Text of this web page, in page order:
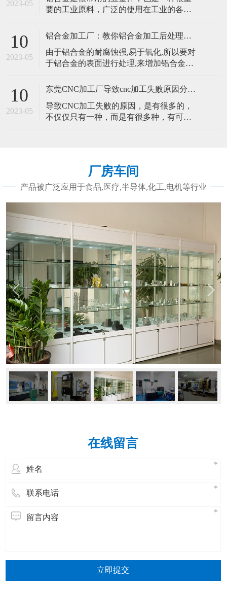
常用表面抛光。通过对精密五金零件表面
有
2023-05
要的工业原料，广泛的使用在工业的各个
使用铝合金做成的。但是在进行大岭山铝
合金加工的时候，由于铝合金的硬度较
小，热膨胀系数大，因此在薄壁类的零件
加工过程中，是很容易发生变形的情况
处理消除材料
10
2023-05
铝合金加工厂：教你铝合金加工后处理有哪些？
​由于铝合金的耐腐蚀强,易于氧化,所以要对
于铝合金的表面进行处理,来增加铝合金的
好看。接下来，铝合金加工厂小编带大家
切削：用精/密雕刻机在铝合金表面切削一
些零件，使这些切削面呈现亮区。这种处
10
2023-05
东莞CNC加工厂导致cnc加工失败原因分析？
​导致CNC加工失败的原因，是有很多的，
不仅仅只有一种，而是有很多种，有可能
料方面导致失效的主要原因。Z常见的是东
莞cnc加工的设计人员仅根据材料的
厂房车间
产品被广泛应用于食品,医疗,半导体,化工,电机等行业
在线留言
立即提交